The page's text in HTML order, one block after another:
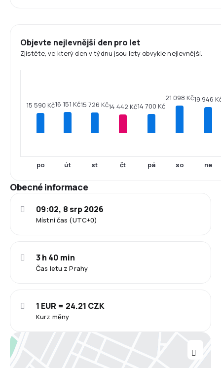
Objevte nejlevnější den pro let
Zjistěte, ve který den v týdnu jsou lety obvykle nejlevnější.
15 590 Kč
po
16 151 Kč
út
15 726 Kč
st
14 442 Kč
čt
14 700 Kč
pá
21 098 Kč
so
19 946
ne
Obecné informace
Místní čas (UTC+0)
09:02, 8 srp 2026
Čas letu z Prahy
3 h 40 min
Kurz měny
1 EUR = 24.21 CZK